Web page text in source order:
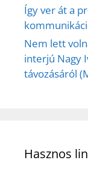
Így ver át a
Nem lett
interjú Nagy
távozásáról
Hasznos